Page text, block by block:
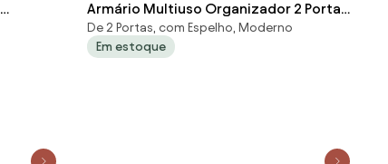
Armário Multiuso Organizador 2 Portas
Astrid Z17 Castanho Wood - Mpoze
De 2 Portas, com Espelho, Moderno
Em estoque